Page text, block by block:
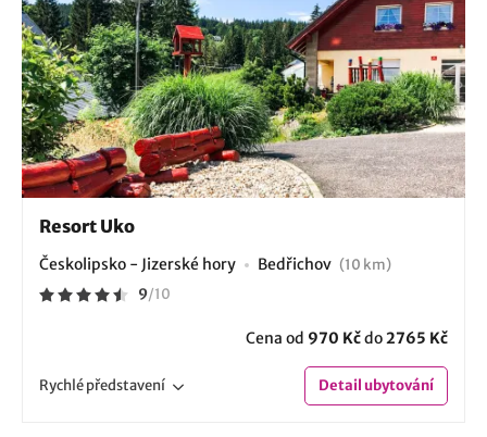
Resort Uko
Českolipsko - Jizerské hory Bedřichov (10 km)
9/10
Cena od 970 Kčdo2765 Kč
Rychlépředstavení Detailubytování